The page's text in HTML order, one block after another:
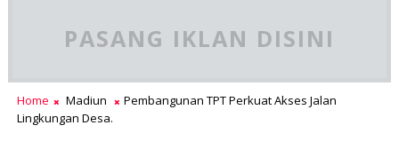
PASANG IKLAN DISINI
Home Madiun
Pembangunan TPT Perkuat Akses Jalan
Lingkungan Desa.